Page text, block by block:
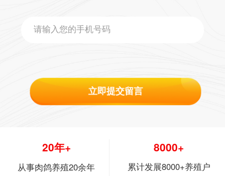
立即提交留言
20年+
从事肉鸽养殖20余年
8000+
累计发展8000+养殖户